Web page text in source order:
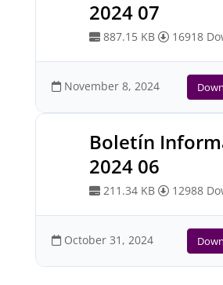
2024 07
887.15 KB 16918
November 8, 2024
Boletín
2024 06
211.34 KB 12988
October 31, 2024